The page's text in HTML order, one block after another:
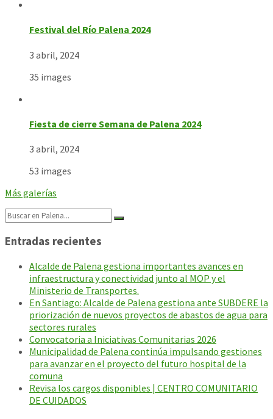
Festival del Río Palena 2024
3 abril, 2024
35 images
Fiesta de cierre Semana de Palena 2024
3 abril, 2024
53 images
Más galerías
Search:
Entradas recientes
Alcalde de Palena gestiona importantes avances en
infraestructura y conectividad junto al MOP y el
Ministerio de Transportes.
En Santiago: Alcalde de Palena gestiona ante SUBDERE la
priorización de nuevos proyectos de abastos de agua para
sectores rurales
Convocatoria a Iniciativas Comunitarias 2026
Municipalidad de Palena continúa impulsando gestiones
para avanzar en el proyecto del futuro hospital de la
comuna
Revisa los cargos disponibles | CENTRO COMUNITARIO
DE CUIDADOS